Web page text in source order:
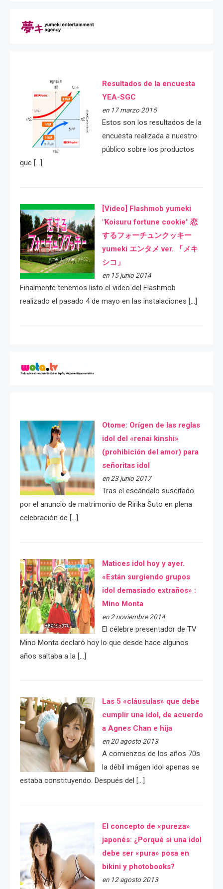
Resultados de la encuesta
YEA-SGC
en 17 marzo 2015
Estos son los resultados de la
encuesta realizada a nuestro
público sobre los productos
que […]
[Video] Flashmob yumeki
"Koisuru fortune cookie" 恋
するフォーチュンクッキー
yumeki エンタメ ver. 「メキ
シコ」
en 15 junio 2014
Finalmente tenemos listo el video del Flashmob
realizado el pasado 4 de mayo en las instalaciones […]
Otome: Orígen de las reglas
idol del «renai kinshi»
(prohibición del amor) para
señoritas idol
en 23 junio 2017
Tras el escándalo suscitado
por el anuncio de matrimonio de Ririka Suto en plena
celebración de […]
Matices idol hoy y ayer.
«Están surgiendo grupos
idol demasiado extraños» :
Mino Monta
en 2 noviembre 2014
El célebre presentador de TV
Mino Monta declaró hoy lo que desde hace algunos
años saltaba a la […]
Las 5 «cláusulas» que debe
cumplir una idol, de acuerdo
a Agnes Chan e hija
en 20 agosto 2013
A comienzos de los años 70s
la débil imágen idol apenas se
estaba constituyendo. Después del […]
El concepto de «pureza»
japonés: ¿Porqué si una idol
debe ser «pura» posa en
bikini y photobooks?
en 12 agosto 2013